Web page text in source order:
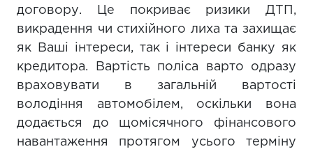
договору. Це покриває ризики ДТП,
викрадення чи стихійного лиха та захищає
як Ваші інтереси, так і інтереси банку як
кредитора. Вартість поліса варто одразу
враховувати в загальній вартості
володіння автомобілем, оскільки вона
додається до щомісячного фінансового
навантаження протягом усього терміну